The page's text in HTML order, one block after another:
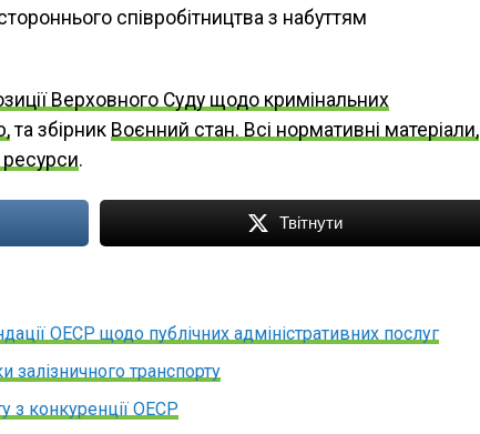
співробітництва з набуттям
Верховного Суду щодо кримінальних
та збірник Воєнний стан. Всі нормативні матеріали,
ресурси.
Твітнути
ОЕСР щодо публічних адміністративних послуг
транспорту
з конкуренції ОЕСР